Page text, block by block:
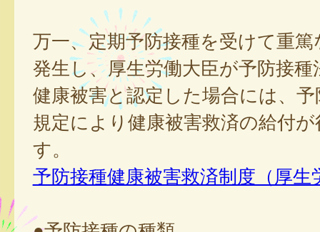
万一、定期予防接種を受けて重
発生し、厚生労働大臣が予防接
健康被害と認定した場合には、
規定により健康被害救済の給付
す。
予防接種健康被害救済制度（厚生